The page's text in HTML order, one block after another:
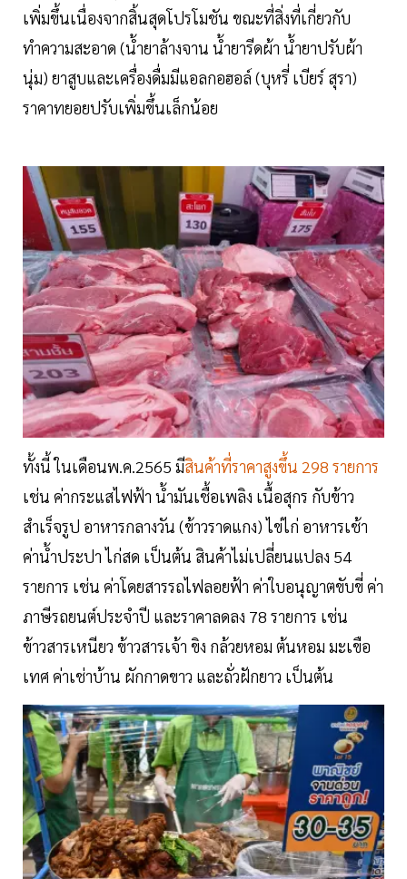
เพิ่มขึ้นเนื่องจากสิ้นสุดโปรโมชัน ขณะที่สิ่งที่เกี่ยวกับ
ทำความสะอาด (น้ำยาล้างจาน น้ำยารีดผ้า น้ำยาปรับผ้า
นุ่ม) ยาสูบและเครื่องดื่มมีแอลกอฮอล์ (บุหรี่ เบียร์ สุรา)
ราคาทยอยปรับเพิ่มขึ้นเล็กน้อย
ทั้งนี้ ในเดือนพ.ค.2565 มีสินค้าที่ราคาสูงขึ้น 298 รายการ
เช่น ค่ากระแสไฟฟ้า น้ำมันเชื้อเพลิง เนื้อสุกร กับข้าว
สำเร็จรูป อาหารกลางวัน (ข้าวราดแกง) ไข่ไก่ อาหารเช้า
ค่าน้ำประปา ไก่สด เป็นต้น สินค้าไม่เปลี่ยนแปลง 54
รายการ เช่น ค่าโดยสารรถไฟลอยฟ้า ค่าใบอนุญาตขับขี่ ค่า
ภาษีรถยนต์ประจำปี และราคาลดลง 78 รายการ เช่น
ข้าวสารเหนียว ข้าวสารเจ้า ขิง กล้วยหอม ต้นหอม มะเขือ
เทศ ค่าเช่าบ้าน ผักกาดขาว และถั่วฝักยาว เป็นต้น